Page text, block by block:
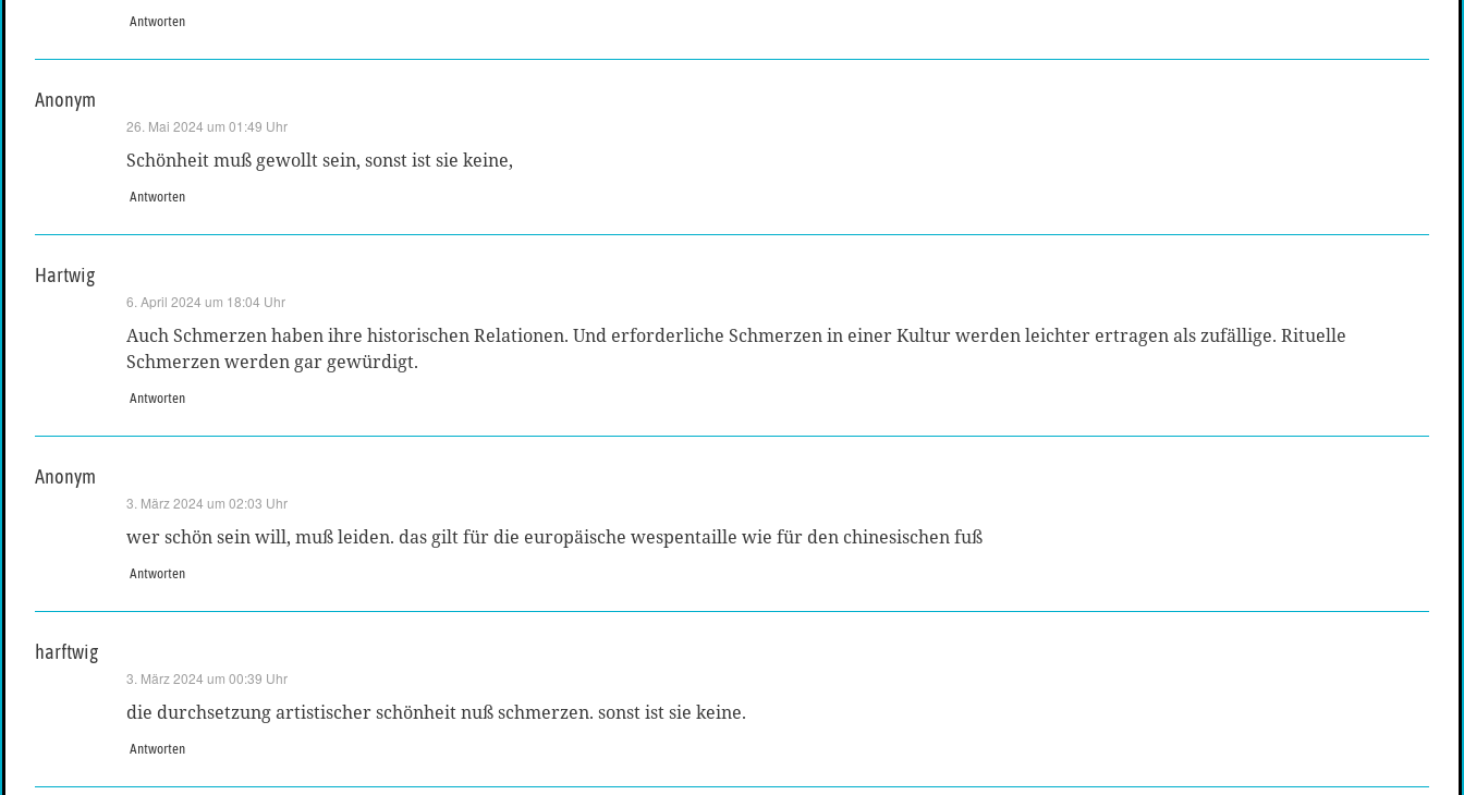
Antworten
Anonym
26. Mai 2024 um 01:49 Uhr
Schönheit muß gewollt sein, sonst ist sie keine,
Antworten
Hartwig
6. April 2024 um 18:04 Uhr
Auch Schmerzen haben ihre historischen Relationen. Und erforderliche Schmerzen in einer Kultur werden leichter ertragen als zufällige. Rituelle
Schmerzen werden gar gewürdigt.
Antworten
Anonym
3. März 2024 um 02:03 Uhr
wer schön sein will, muß leiden. das gilt für die europäische wespentaille wie für den chinesischen fuß
Antworten
harftwig
3. März 2024 um 00:39 Uhr
die durchsetzung artistischer schönheit nuß schmerzen. sonst ist sie keine.
Antworten